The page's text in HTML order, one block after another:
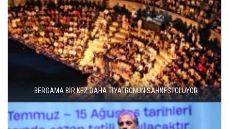
BERGAMA BİR KEZ DAHA TİYATRONUN SAHNESİ OLUYOR